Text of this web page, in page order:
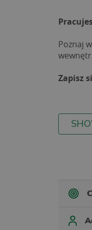
Poznaj
Zapisz